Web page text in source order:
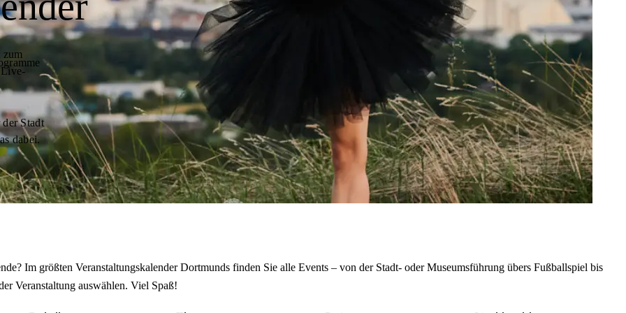
Live-
Stadt
dabei.
Im größten Veranstaltungskalender Dortmunds finden Sie alle Events – von der Stadt- oder Museumsführung übers Fußballspiel bis
Veranstaltung auswählen. Viel Spaß!